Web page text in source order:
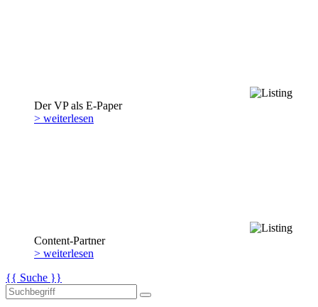
Der VP als E-Paper
> weiterlesen
Content-Partner
> weiterlesen
{{ Suche }}